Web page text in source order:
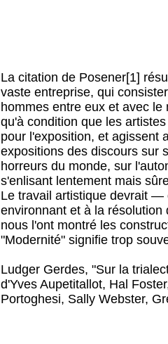
La citation de Posener[1]
vaste entreprise, qui
hommes entre eux et avec
qu'à condition que les
pour l'exposition, et agissent
expositions des discours sur
horreurs du monde, sur
s'enlisant lentement mais
Le travail artistique devrait —
environnant et à la
nous l'ont montré les
"Modernité" signifie trop
Ludger Gerdes, "Sur la
d'Yves Aupetitallot, Hal
Portoghesi, Sally Webster,